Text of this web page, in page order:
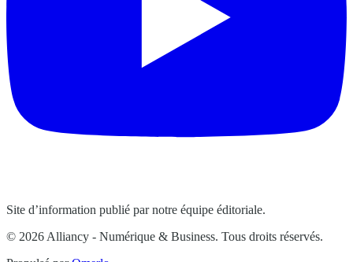
Site d’information publié par notre équipe éditoriale.
© 2026 Alliancy - Numérique & Business. Tous droits réservés.